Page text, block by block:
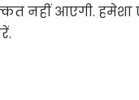
नहीं आएगी.